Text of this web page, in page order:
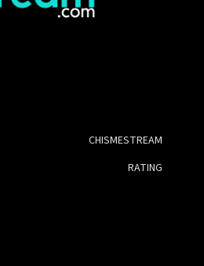
CHISMESTREAM
RATING